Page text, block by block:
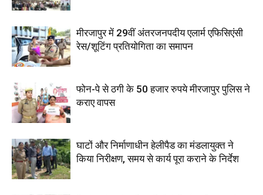
मीरजापुर में 29वीं अंतरजनपदीय एलार्म एफिसिएंसी
रेस/शूटिंग प्रतियोगिता का समापन
फोन-पे से ठगी के 50 हजार रुपये मीरजापुर पुलिस ने
कराए वापस
घाटों और निर्माणाधीन हेलीपैड का मंडलायुक्त ने
किया निरीक्षण, समय से कार्य पूरा कराने के निर्देश